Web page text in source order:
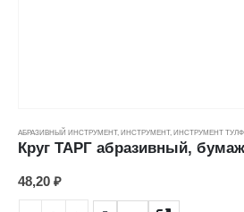
АБРАЗИВНЫЙ ИНСТРУМЕНТ, ИНСТРУМЕНТ, ИНСТРУМЕНТ
48,20 ₽